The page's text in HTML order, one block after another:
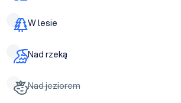
W lesie
Nad rzeką
Nad jeziorem